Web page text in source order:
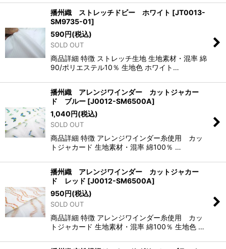
播州織 ストレッチドビー ホワイト [JT0013-
SM9735-01]
590円(税込)
SOLD OUT
商品詳細 特徴 ストレッチ生地 生地素材・混率 綿
90/ポリエステル10％ 生地色 ホワイト…
播州織 アレンジワインダー カットジャカー
ド ブルー [J0012-SM6500A]
1,040円(税込)
SOLD OUT
商品詳細 特徴 アレンジワインダー糸使用 カッ
トジャカード 生地素材・混率 綿100％ …
播州織 アレンジワインダー カットジャカー
ド レッド [J0012-SM6500A]
950円(税込)
SOLD OUT
商品詳細 特徴 アレンジワインダー糸使用 カッ
トジャカード 生地素材・混率 綿100％ 生地色 …